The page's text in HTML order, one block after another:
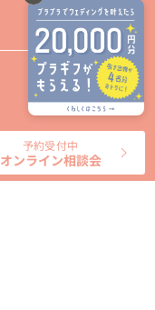
予約受付中
オンライン相談会